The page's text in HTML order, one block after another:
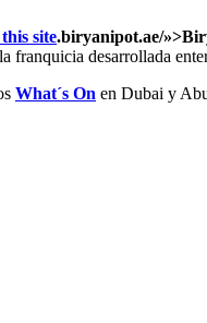
site.biryanipot.ae/
franquicia desarrollada
What´s On en Dubai y